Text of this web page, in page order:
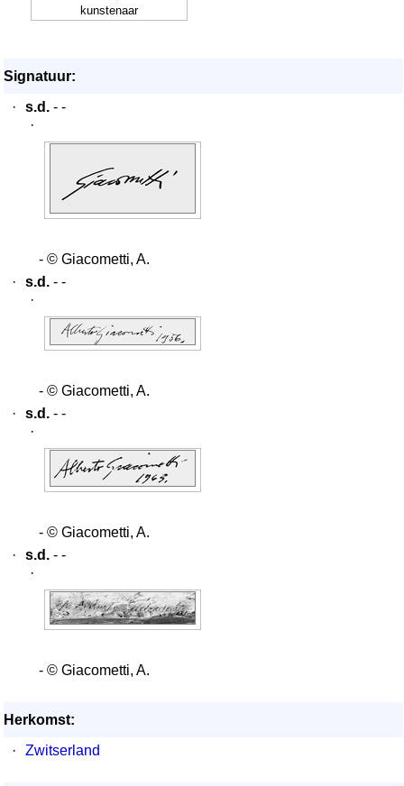
kunstenaar
Signatuur:
·
s.d. - -
·
- © Giacometti, A.
·
s.d. - -
·
- © Giacometti, A.
·
s.d. - -
·
- © Giacometti, A.
·
s.d. - -
·
- © Giacometti, A.
Herkomst:
·
Zwitserland